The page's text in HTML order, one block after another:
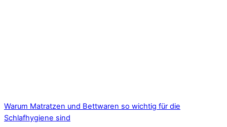
Warum Matratzen und Bettwaren so wichtig für die
Schlafhygiene sind